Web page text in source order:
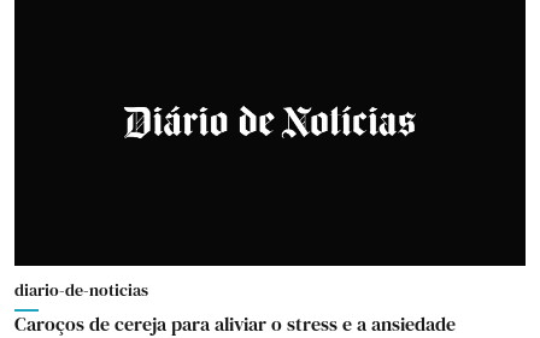
diario-de-noticias
Caroços de cereja para aliviar o stress e a ansiedade